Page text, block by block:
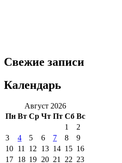
Свежие записи
Календарь
Август 2026
Пн Вт Ср Чт Пт Сб Вс
1
2
3
4 5 6 7 8
9
10 11 12 13 14 15 16
17 18 19 20 21 22 23